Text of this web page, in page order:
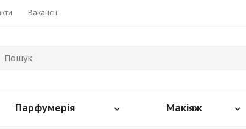
Вакансії
Парфумерія Макіяж